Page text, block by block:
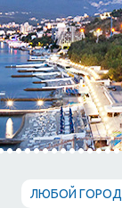
ЛЮБОЙ ГОРОД